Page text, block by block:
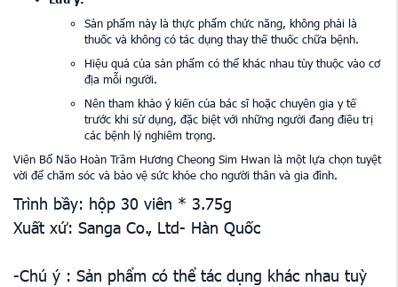
Sản phẩm này là thực phẩm chức năng, không phải là
thuốc và không có tác dụng thay thế thuốc chữa bệnh.
Hiệu quả của sản phẩm có thể khác nhau tùy thuộc vào cơ
địa mỗi người.
Nên tham khảo ý kiến của bác sĩ hoặc chuyên gia y tế
trước khi sử dụng, đặc biệt với những người đang điều trị
các bệnh lý nghiêm trọng.
Viên Bổ Não Hoàn Trầm Hương Cheong Sim Hwan là một lựa chọn tuyệt
vời để chăm sóc và bảo vệ sức khỏe cho người thân và gia đình.
Trình bầy: hộp 30 viên * 3.75g
Xuất xứ: Sanga Co., Ltd- Hàn Quốc
-Chú ý : Sản phẩm có thể tác dụng khác nhau tuỳ